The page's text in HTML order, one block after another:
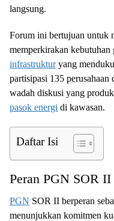
langsung.
Forum ini bertujuan untuk
memperkirakan kebutuhan
infrastrukturyang
partisipasi 135
wadah diskusi yang
pasok energi di kawasan.
Daftar Isi
Peran PGN SOR
PGN SOR II berperan
menunjukkan komitmen